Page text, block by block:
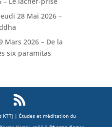
28 Mai 2026 –
Mars 2026 – De la
six paramitas
KTT) | Études et méditation du